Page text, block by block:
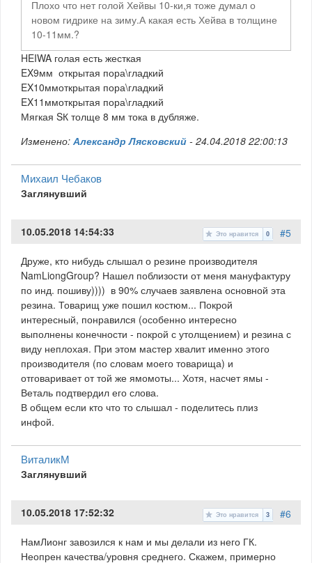
Плохо что нет голой Хейвы 10-ки,я тоже думал о
новом гидрике на зиму.А какая есть Хейва в толщине
10-11мм.?
HEIWA голая есть жесткая
EX9мм открытая пора\гладкий
EX10ммоткрытая пора\гладкий
EX11ммоткрытая пора\гладкий
Мягкая SК толще 8 мм тока в дубляже.
Изменено: Александр Лясковский - 24.04.2018 22:00:13
Михаил Чебаков
Заглянувший
#5
Это нравится 0
10.05.2018 14:54:33
Друже, кто нибудь слышал о резине производителя
NamLiongGroup? Нашел поблизости от меня мануфактуру
по инд. пошиву)))) в 90% случаев заявлена основной эта
резина. Товарищ уже пошил костюм... Покрой
интересный, понравился (особенно интересно
выполнены конечности - покрой с утолщением) и резина с
виду неплохая. При этом мастер хвалит именно этого
производителя (по словам моего товарища) и
отговаривает от той же ямомоты... Хотя, насчет ямы -
Веталь подтвердил его слова.
В общем если кто что то слышал - поделитесь плиз
инфой.
ВиталикМ
Заглянувший
#6
Это нравится 3
10.05.2018 17:52:32
НамЛионг завозился к нам и мы делали из него ГК.
Неопрен качества/уровня среднего. Скажем, примерно